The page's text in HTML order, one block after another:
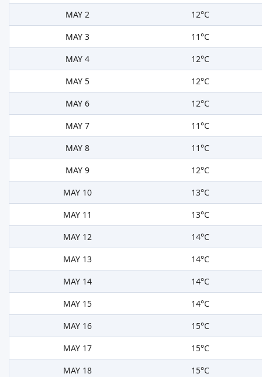
MAY 2
12°C
MAY 3
11°C
MAY 4
12°C
MAY 5
12°C
MAY 6
12°C
MAY 7
11°C
MAY 8
11°C
MAY 9
12°C
MAY 10
13°C
MAY 11
13°C
MAY 12
14°C
MAY 13
14°C
MAY 14
14°C
MAY 15
14°C
MAY 16
15°C
MAY 17
15°C
MAY 18
15°C